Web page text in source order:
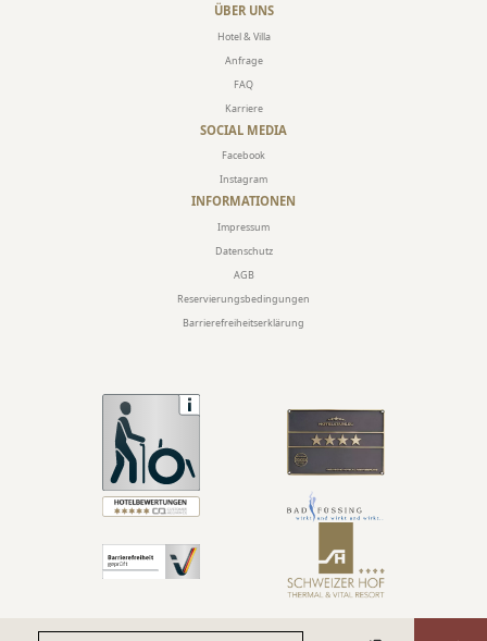
ÜBER UNS
Hotel & Villa
Anfrage
FAQ
Karriere
SOCIAL MEDIA
Facebook
Instagram
INFORMATIONEN
Impressum
Datenschutz
AGB
Reservierungsbedingungen
Barrierefreiheitserklärung